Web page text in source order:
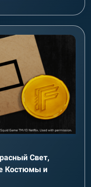
Свет,
Костюмы и